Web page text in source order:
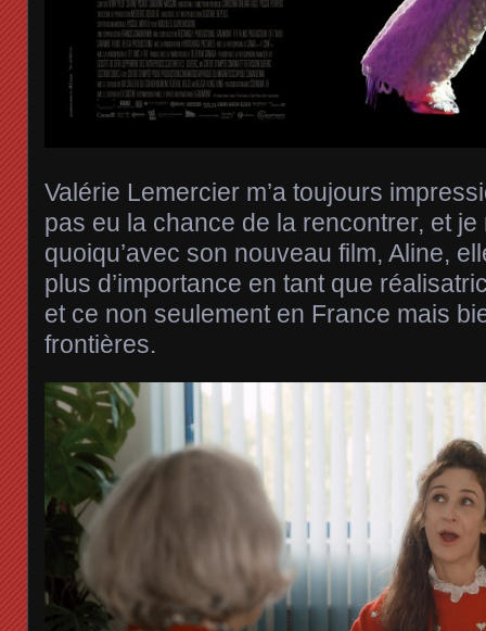
Valérie Lemercier m’a toujours
pas eu la chance de la rencontrer, et
quoiqu’avec son nouveau film, Aline,
plus d’importance en tant que
et ce non seulement en France mais
frontières.